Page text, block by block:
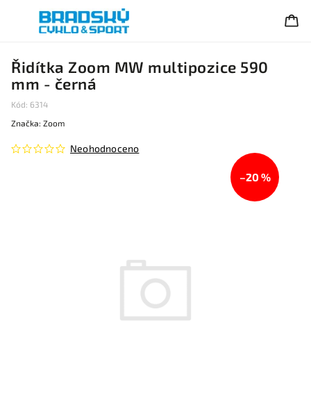
Řidítka Zoom MW multipozice 590
mm - černá
Kód: 6314
Neohodnoceno
Značka: Zoom
–20 %